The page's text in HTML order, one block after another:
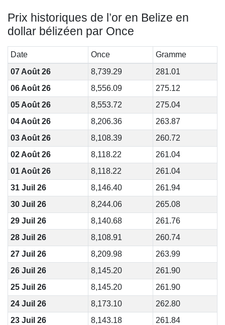
Prix historiques de l’or en Belize en
dollar bélizéen par Once
Date Once
Gramme
07 Août 26
8,739.29
281.01
06 Août 26
8,556.09
275.12
05 Août 26
8,553.72
275.04
04 Août 26
8,206.36
263.87
03 Août 26
8,108.39
260.72
02 Août 26
8,118.22
261.04
01 Août 26
8,118.22
261.04
31 Juil 26
8,146.40
261.94
30 Juil 26
8,244.06
265.08
29 Juil 26
8,140.68
261.76
28 Juil 26
8,108.91
260.74
27 Juil 26
8,209.98
263.99
26 Juil 26
8,145.20
261.90
25 Juil 26
8,145.20
261.90
24 Juil 26
8,173.10
262.80
23 Juil 26
8,143.18
261.84